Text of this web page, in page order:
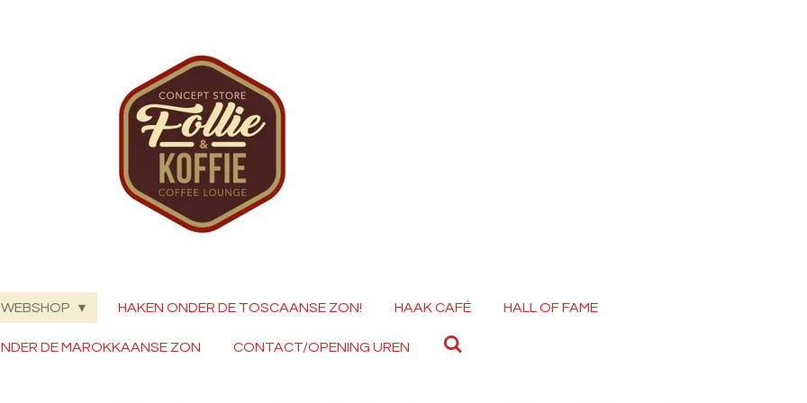
WEBSHOP HAKEN ONDER DE TOSCAANSE ZON! HAAK CAFÉ HALL OF FAME
DE MAROKKAANSE ZON CONTACT/OPENING UREN